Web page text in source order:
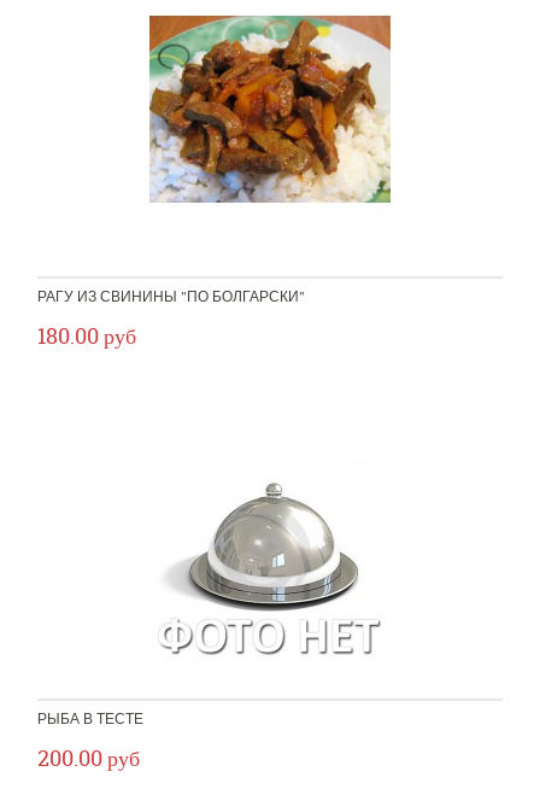
РАГУ ИЗ СВИНИНЫ "ПО БОЛГАРСКИ"
180.00 руб
РЫБА В ТЕСТЕ
200.00 руб